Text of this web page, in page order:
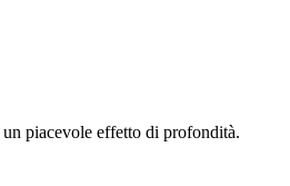
piacevole effetto di profondità.